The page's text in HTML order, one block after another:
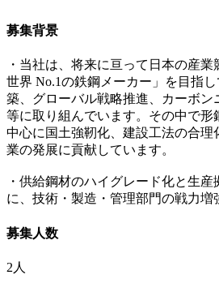
募集背景
・当社は、将来に亘って日本の産
世界 No.1の鉄鋼メーカー」を目指
築、グローバル戦略推進、カーボ
等に取り組んでいます。その中で形
中心に国土強靭化、建設工法の合理
業の発展に貢献しています。
・供給鋼材のハイグレード化と生
に、技術・製造・管理部門の戦力増
募集人数
2人